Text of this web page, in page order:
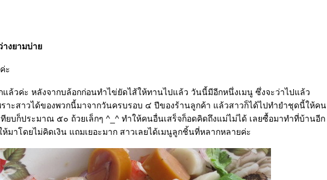
างยามบ่า
ะ
แล้วค่ะ หลังจากบล้อกก่อนทำไข่ยัดไส้ให้ทานไปแล้ว วันนี้มีอีกหนึ่งเมนู ซึ่งจะว่าไปแล้ว
ราะสาวได้ของพวกนี้มาจากวันครบรอบ ๔ ปีของร้านลูกค้า แล้วสาวก็ได้ไปทำยำชุดนี้ให้คน
ยบก็ประมาณ ๕๐ ถ้วยเล็กๆ ^_^ ทำให้คนอื่นเสร็จก็อดคิดถึงแม่ไม่ได้ เลยซื้อมาทำที่บ้านอีก
มาโดยไม่คิดเงิน แถมเยอะมาก สาวเลยได้เมนูลูกชิ้นที่หลากหลายค่ะ